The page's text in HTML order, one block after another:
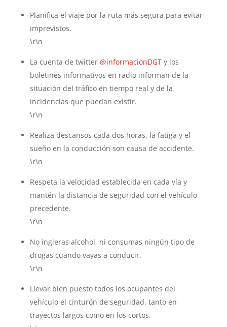
Planifica el viaje por la ruta más segura para evitar
imprevistos.
\r\n
La cuenta de twitter @informacionDGTy los
boletines informativos en radio informan de la
situación del tráfico en tiempo real y de la
incidencias que puedan existir.
\r\n
Realiza descansos cada dos horas, la fatiga y el
sueño en la conducción son causa de accidente.
\r\n
Respeta la velocidad establecida en cada vía y
mantén la distancia de seguridad con el vehículo
precedente.
\r\n
No ingieras alcohol, ni consumas ningún tipo de
drogas cuando vayas a conducir.
\r\n
Llevar bien puesto todos los ocupantes del
vehículo el cinturón de seguridad, tanto en
trayectos largos como en los cortos.